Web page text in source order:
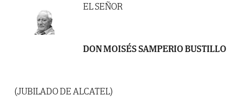
EL SEÑOR
DON MOISÉS SAMPERIO BUSTILLO
(JUBILADO DE ALCATEL)